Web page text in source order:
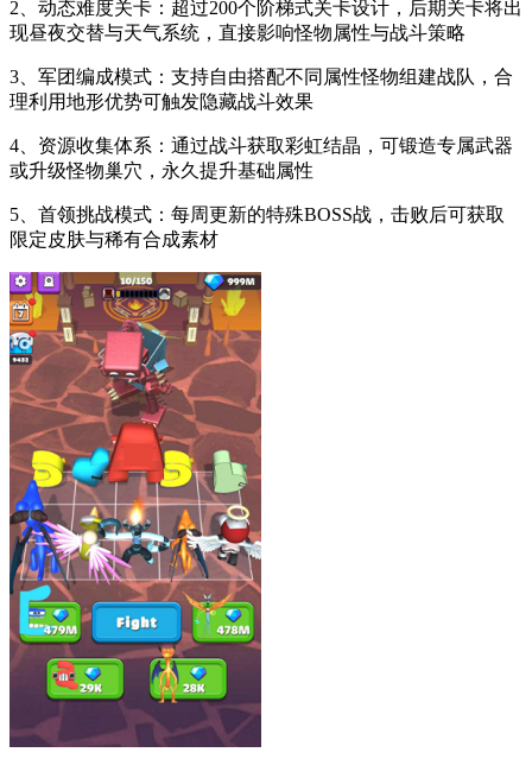
2、动态难度关卡：超过200个阶梯式关卡设计，后期关卡将出
现昼夜交替与天气系统，直接影响怪物属性与战斗策略
3、军团编成模式：支持自由搭配不同属性怪物组建战队，合
理利用地形优势可触发隐藏战斗效果
4、资源收集体系：通过战斗获取彩虹结晶，可锻造专属武器
或升级怪物巢穴，永久提升基础属性
5、首领挑战模式：每周更新的特殊BOSS战，击败后可获取
限定皮肤与稀有合成素材